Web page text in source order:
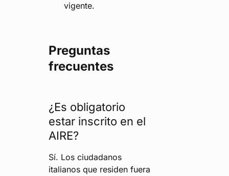
vigente.
Preguntas
frecuentes
¿Es obligatorio
estar inscrito en el
AIRE?
Sí. Los ciudadanos
italianos que residen fuera